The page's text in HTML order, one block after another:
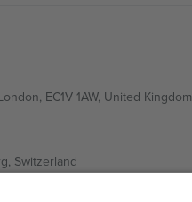
EC1V 1AW, United Kingdom
Switzerland